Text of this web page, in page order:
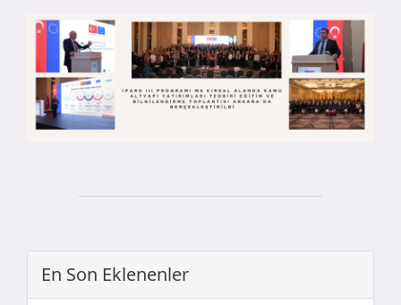
En Son Eklenenler